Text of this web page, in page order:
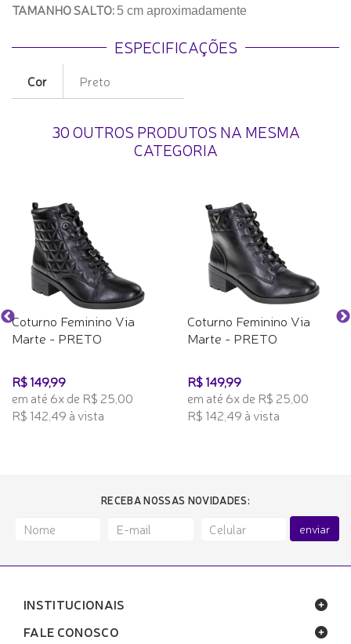
TAMANHO SALTO: 5 cm aproximadamente
ESPECIFICAÇÕES
Cor Preto
30 OUTROS PRODUTOS NA MESMA
CATEGORIA
Coturno Feminino Via
Marte - PRETO
R$ 149,99
em até 6x de R$ 25,00
R$ 142,49 à vista
Coturno Feminino Via
Marte - PRETO
R$ 149,99
em até 6x de R$ 25,00
R$ 142,49 à vista
RECEBA NOSSAS NOVIDADES:
enviar
INSTITUCIONAIS
FALE CONOSCO